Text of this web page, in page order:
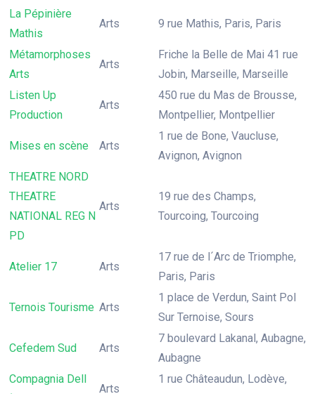
La Pépinière
Mathis
Arts 9 rue Mathis, Paris, Paris
Métamorphoses
Arts
Arts
Friche la Belle de Mai 41 rue
Jobin, Marseille, Marseille
Listen Up
Production
Arts
450 rue du Mas de Brousse,
Montpellier, Montpellier
Mises en scène Arts
1 rue de Bone, Vaucluse,
Avignon, Avignon
THEATRE NORD
THEATRE
NATIONAL REG N
PD
Arts
19 rue des Champs,
Tourcoing, Tourcoing
Atelier 17 Arts
17 rue de l´Arc de Triomphe,
Paris, Paris
Ternois Tourisme Arts
1 place de Verdun, Saint Pol
Sur Ternoise, Sours
Cefedem Sud Arts
7 boulevard Lakanal, Aubagne,
Aubagne
Compagnia Dell
Arts
1 rue Châteaudun, Lodève,